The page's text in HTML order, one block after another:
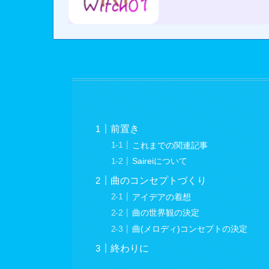
前置き
これまでの関連記事
Saireiについて
曲のコンセプトづくり
アイデアの着想
曲の世界観の決定
曲(メロディ)コンセプトの決定
終わりに